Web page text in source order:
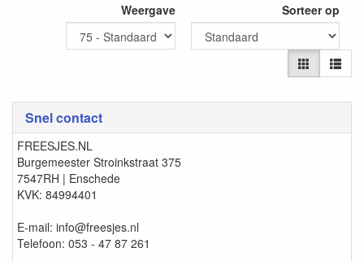
Snel contact
FREESJES.NL
Burgemeester Stroinkstraat 375
7547RH | Enschede
KVK: 84994401
E-mail: info@freesjes.nl
Telefoon: 053 - 47 87 261
Weergave
Sorteer op